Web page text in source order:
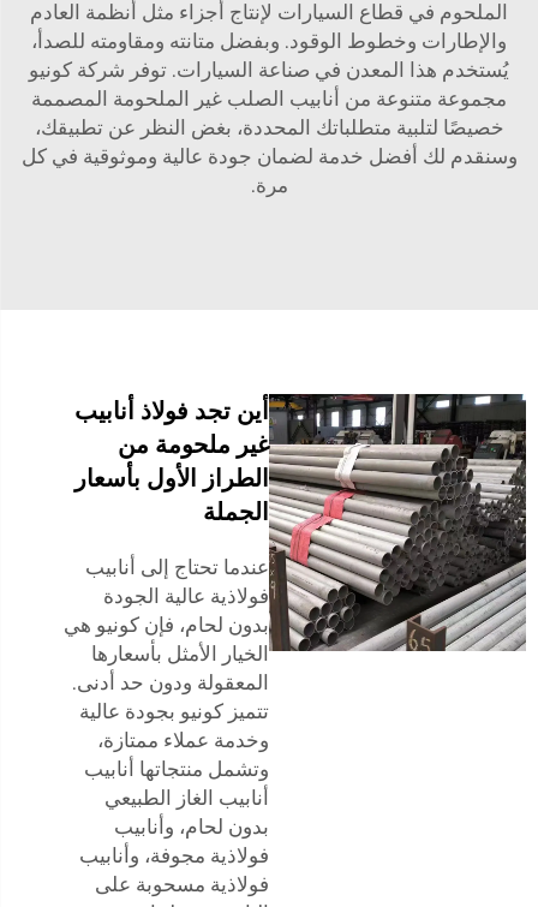
الملحوم في قطاع السيارات لإنتاج أجزاء مثل أنظمة العادم
والإطارات وخطوط الوقود. وبفضل متانته ومقاومته للصدأ،
يُستخدم هذا المعدن في صناعة السيارات. توفر شركة كونيو
مجموعة متنوعة من أنابيب الصلب غير الملحومة المصممة
خصيصًا لتلبية متطلباتك المحددة، بغض النظر عن تطبيقك،
وسنقدم لك أفضل خدمة لضمان جودة عالية وموثوقية في كل
مرة.
أين تجد فولاذ أنابيب
غير ملحومة من
الطراز الأول بأسعار
الجملة
عندما تحتاج إلى أنابيب
فولاذية عالية الجودة
بدون لحام، فإن كونيو هي
الخيار الأمثل بأسعارها
المعقولة ودون حد أدنى.
تتميز كونيو بجودة عالية
وخدمة عملاء ممتازة،
وتشمل منتجاتها أنابيب
أنابيب الغاز الطبيعي
بدون لحام، وأنابيب
فولاذية مجوفة، وأنابيب
فولاذية مسحوبة على